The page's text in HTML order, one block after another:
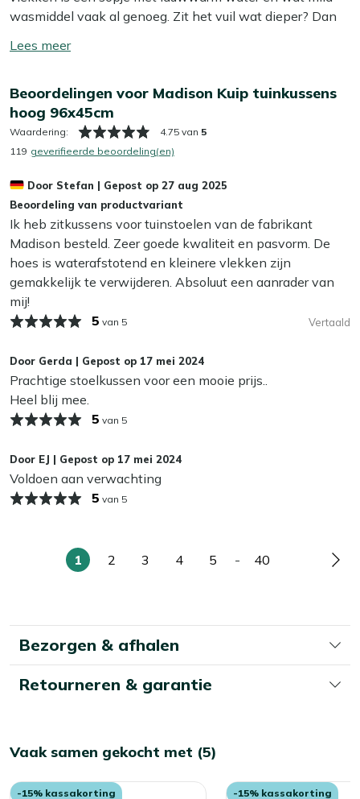
wasmiddel vaak al genoeg. Zit het vuil wat dieper? Dan
hardnekkige vlekken los te krijgen zonder de stof aan te
schaduw laat opdrogen, zo voorkom je dat de kleur
terugloopt.
Wil je het jezelf nog makkelijker maken? Dan is het slim
Kees Smit Textiel & Rope beschermer. Deze maakt je
kussens water- en vuilafstotend, zodat ze langer schoon
blijven. Dat bespaart je weer schoonmaakwerk!
Kan ik mijn tuinkussens het hele jaar buiten
laten liggen?
Wij adviseren om je tuinkussens droog op te bergen als je
kunnen op termijn last krijgen van vocht, wat slijtage en
schimmel kan veroorzaken. In de herfst en winter bewaar
je je kussens het beste binnen of in een waterdichte
opbergbox. Zo blijven ze langer mooi en fris!
Toon/verberg
Beoordelingen voor Madison Kuip tuinkussens
hoog 96x45cm
Waardering: 4.75 van 5
119 geverifieerde beoordeling(en)
Door Stefan | Gepost op 27 aug 2025
Beoordeling van productvariant
Ik heb zitkussens voor tuinstoelen van de fabrikant
Madison besteld. Zeer goede kwaliteit en pasvorm. De
hoes is waterafstotend en kleinere vlekken zijn
gemakkelijk te verwijderen. Absoluut een aanrader van
mij!
5 van 5 Vertaald
Door Gerda | Gepost op 17 mei 2024
Prachtige stoelkussen voor een mooie prijs..
Heel blij mee.
5 van 5
Door EJ | Gepost op 17 mei 2024
Voldoen aan verwachting
5 van 5
U
pagina
1
Pagina
2
Pagina
3
Pagina
4
Pagina
5 -
Pagina
40
Bezorgen & afhalen
Retourneren & garantie
Vaak samen gekocht met (5)
-15% kassakorting -15% kassakorting